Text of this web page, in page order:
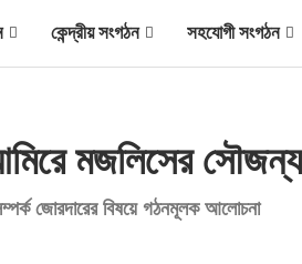
কেন্দ্রীয় সংগঠন সহযোগী সংগঠন
মজলিসের সৌজন্য
জোরদারের বিষয়ে গঠনমূলক আলোচনা